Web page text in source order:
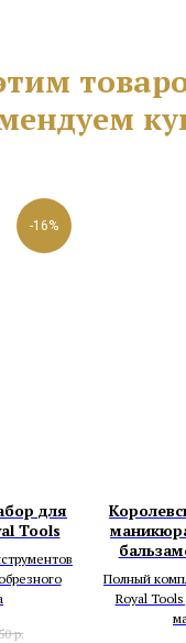
-16%
для
Tools
р.
Полный
Royal